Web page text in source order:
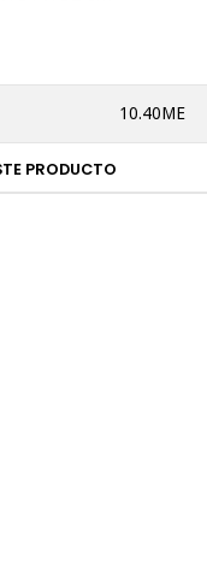
10.40ME
PRODUCTO